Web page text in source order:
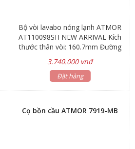
Bộ vòi lavabo nóng lạnh ATMOR
AT110098SH NEW ARRIVAL Kích
thước thân vòi: 160.7mm Đường
kính: Ø22 Lớp xi mạ: Nano đen 2
lớp Bảo hành: 5 năm Hãng sản
xuất: ATMOR
3.740.000 vnđ
Đặt hàng
Cọ bồn cầu ATMOR 7919-MB